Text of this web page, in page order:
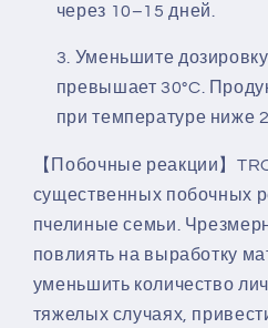
через 10–15 дней.
Уменьшите
превышает 30°C.
при температуре ниже
【Побочные реакции】
существенных побочных
пчелиные семьи.
повлиять на выработку
уменьшить количество
тяжелых случаях,